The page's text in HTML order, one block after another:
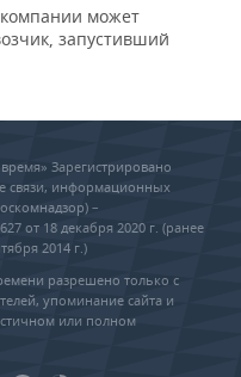
может
запустивший
Зарегистрировано
связи, информационных
–
от 18 декабря 2020 г. (ранее
2014 г.)
разрешено только с
упоминание сайта и
или полном